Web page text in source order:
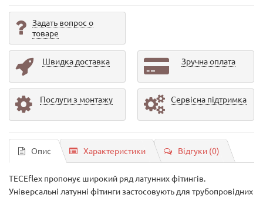
Задать вопрос о
товаре
Швидка доставка Зручна оплата
Послуги з монтажу Сервісна підтримка
Опис Характеристики Відгуки (0)
TECEflex пропонує широкий ряд латунних фітингів.
Універсальні латунні фітинги застосовують для трубопровідних